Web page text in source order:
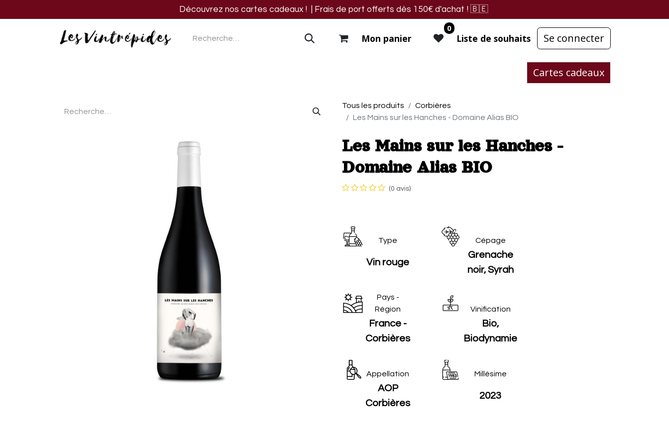
Découvrez nos cartes cadeaux ! | Frais de port offerts dès 150€ d'achat ! 🇧🇪
Mon panier
0
Liste de souhaits Se connecter
Cartes cadeaux
Tous les produits
Corbières
Les Mains sur les Hanches - Domaine Alias BIO
Les Mains sur les Hanches -
Domaine Alias BIO
(0 avis)
Type Cépage
Vin rouge
Grenache
noir, Syrah
Pays -
Région
Vinification
France -
Corbières
Bio,
Biodynamie
Appellation Millésime
AOP
Corbières
2023